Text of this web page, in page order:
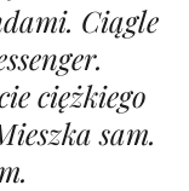
Ciągle
ciężkiego
sam.